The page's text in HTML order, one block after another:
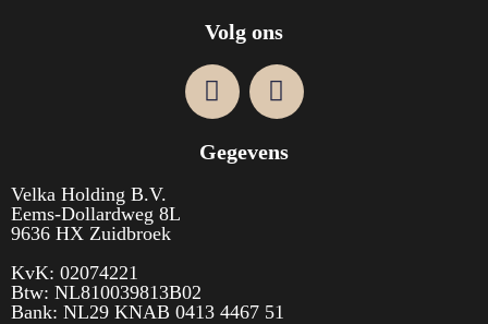
Volg ons
Gegevens
Velka Holding B.V.
Eems-Dollardweg 8L
9636 HX Zuidbroek
KvK: 02074221
Btw: NL810039813B02
Bank: NL29 KNAB 0413 4467 51